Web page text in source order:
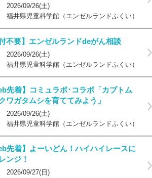
2026/09/26(土)
福井県児童科学館（エンゼルランドふくい）
付不要】エンゼルランドdeがん相談
2026/09/26(土)
福井県児童科学館（エンゼルランドふくい）
先着】コミュラボ･コラボ「カブトム
ワガタムシを育ててみよう」
2026/09/26(土)
福井県児童科学館（エンゼルランドふくい）
先着】よーいどん！ハイハイレースに
ンジ！
2026/09/27(日)